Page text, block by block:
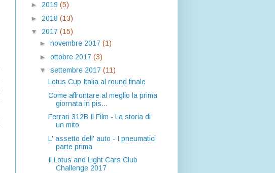
► 2019 (5)
► 2018 (13)
▼ 2017 (15)
► novembre 2017 (1)
► ottobre 2017 (3)
▼ settembre 2017 (11)
Lotus Cup Italia al round finale
Come affrontare al meglio la prima
giornata in pis...
Ferrari 312B Il Film - La storia di
un mito
L' assetto dell' auto - I pneumatici
parte prima
Il Lotus and Light Cars Club
Challenge 2017